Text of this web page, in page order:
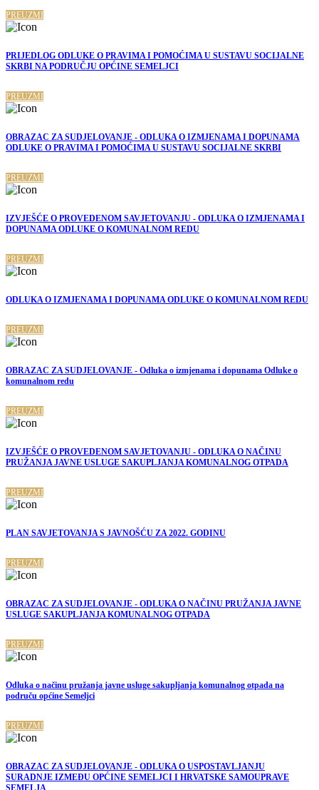
PREUZMI
PRIJEDLOG ODLUKE O PRAVIMA I POMOĆIMA U SUSTAVU SOCIJALNE
SKRBI NA PODRUČJU OPĆINE SEMELJCI
PREUZMI
OBRAZAC ZA SUDJELOVANJE - ODLUKA O IZMJENAMA I DOPUNAMA
ODLUKE O PRAVIMA I POMOĆIMA U SUSTAVU SOCIJALNE SKRBI
PREUZMI
IZVJEŠĆE O PROVEDENOM SAVJETOVANJU - ODLUKA O IZMJENAMA I
DOPUNAMA ODLUKE O KOMUNALNOM REDU
PREUZMI
ODLUKA O IZMJENAMA I DOPUNAMA ODLUKE O KOMUNALNOM REDU
PREUZMI
OBRAZAC ZA SUDJELOVANJE - Odluka o izmjenama i dopunama Odluke o
komunalnom redu
PREUZMI
IZVJEŠĆE O PROVEDENOM SAVJETOVANJU - ODLUKA O NAČINU
PRUŽANJA JAVNE USLUGE SAKUPLJANJA KOMUNALNOG OTPADA
PREUZMI
PLAN SAVJETOVANJA S JAVNOŠĆU ZA 2022. GODINU
PREUZMI
OBRAZAC ZA SUDJELOVANJE - ODLUKA O NAČINU PRUŽANJA JAVNE
USLUGE SAKUPLJANJA KOMUNALNOG OTPADA
PREUZMI
Odluka o načinu pružanja javne usluge sakupljanja komunalnog otpada na
područu općine Semeljci
PREUZMI
OBRAZAC ZA SUDJELOVANJE - ODLUKA O USPOSTAVLJANJU
SURADNJE IZMEĐU OPĆINE SEMELJCI I HRVATSKE SAMOUPRAVE
SEMELJA